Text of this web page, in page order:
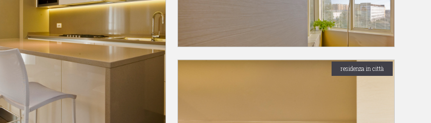
residenza in città